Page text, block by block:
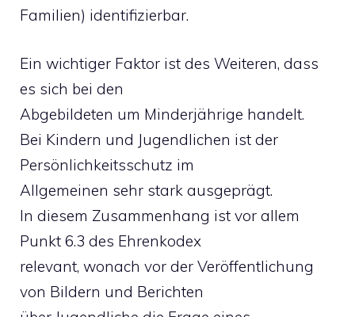
Familien) identifizierbar.
Ein wichtiger Faktor ist des Weiteren, dass
es sich bei den
Abgebildeten um Minderjährige handelt.
Bei Kindern und Jugendlichen ist der
Persönlichkeitsschutz im
Allgemeinen sehr stark ausgeprägt.
In diesem Zusammenhang ist vor allem
Punkt 6.3 des Ehrenkodex
relevant, wonach vor der Veröffentlichung
von Bildern und Berichten